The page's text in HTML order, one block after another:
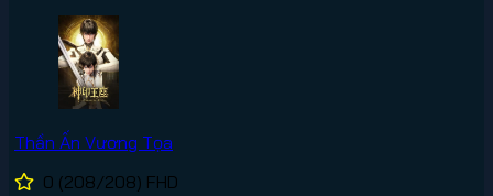
Thần Ấn Vương Tọa
0 (208/208) FHD